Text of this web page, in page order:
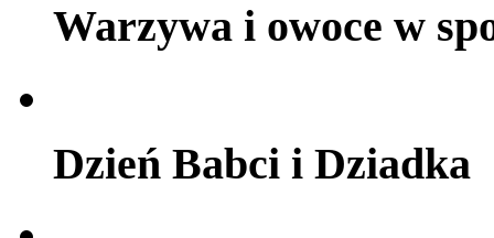
Warzywa i owoce w
Dzień Babci i Dziadka